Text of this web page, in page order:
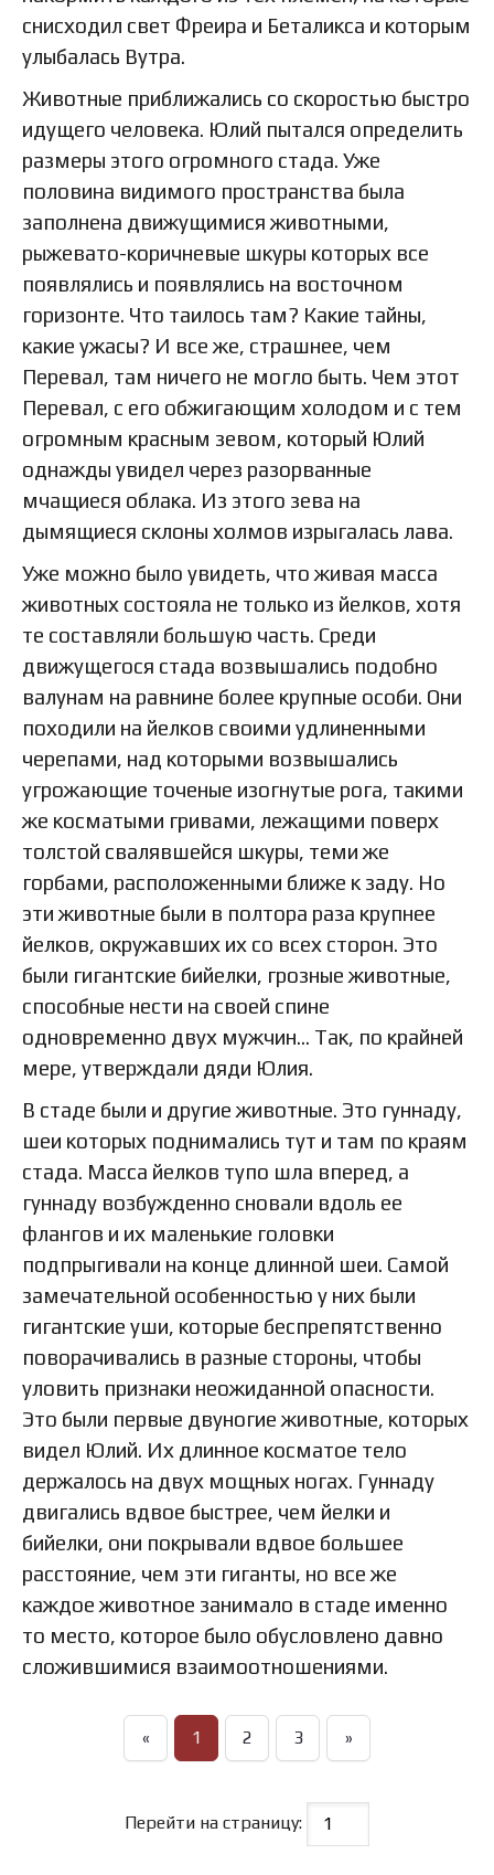
снисходил свет Фреира и Беталикса и которым
улыбалась Вутра.
Животные приближались со скоростью быстро
идущего человека. Юлий пытался определить
размеры этого огромного стада. Уже
половина видимого пространства была
заполнена движущимися животными,
рыжевато-коричневые шкуры которых все
появлялись и появлялись на восточном
горизонте. Что таилось там? Какие тайны,
какие ужасы? И все же, страшнее, чем
Перевал, там ничего не могло быть. Чем этот
Перевал, с его обжигающим холодом и с тем
огромным красным зевом, который Юлий
однажды увидел через разорванные
мчащиеся облака. Из этого зева на
дымящиеся склоны холмов изрыгалась лава.
Уже можно было увидеть, что живая масса
животных состояла не только из йелков, хотя
те составляли большую часть. Среди
движущегося стада возвышались подобно
валунам на равнине более крупные особи. Они
походили на йелков своими удлиненными
черепами, над которыми возвышались
угрожающие точеные изогнутые рога, такими
же косматыми гривами, лежащими поверх
толстой свалявшейся шкуры, теми же
горбами, расположенными ближе к заду. Но
эти животные были в полтора раза крупнее
йелков, окружавших их со всех сторон. Это
были гигантские бийелки, грозные животные,
способные нести на своей спине
одновременно двух мужчин… Так, по крайней
мере, утверждали дяди Юлия.
В стаде были и другие животные. Это гуннаду,
шеи которых поднимались тут и там по краям
стада. Масса йелков тупо шла вперед, а
гуннаду возбужденно сновали вдоль ее
флангов и их маленькие головки
подпрыгивали на конце длинной шеи. Самой
замечательной особенностью у них были
гигантские уши, которые беспрепятственно
поворачивались в разные стороны, чтобы
уловить признаки неожиданной опасности.
Это были первые двуногие животные, которых
видел Юлий. Их длинное косматое тело
держалось на двух мощных ногах. Гуннаду
двигались вдвое быстрее, чем йелки и
бийелки, они покрывали вдвое большее
расстояние, чем эти гиганты, но все же
каждое животное занимало в стаде именно
то место, которое было обусловлено давно
сложившимися взаимоотношениями.
« 1 2 3 »
Перейти на страницу: